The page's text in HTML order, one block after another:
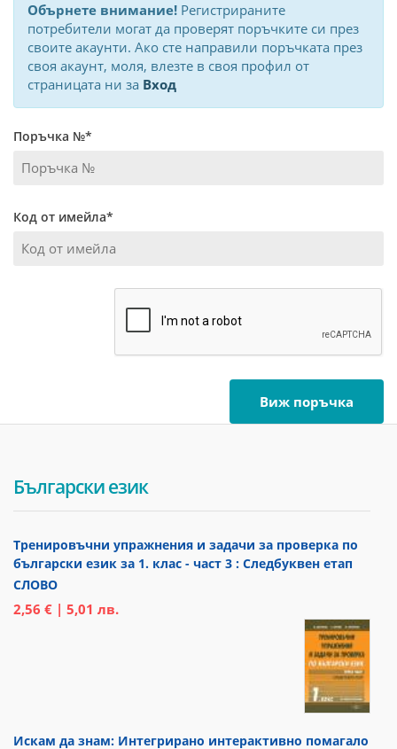
Обърнете внимание! Регистрираните
потребители могат да проверят поръчките си през
своите акаунти. Ако сте направили поръчката през
своя акаунт, моля, влезте в своя профил от
страницата ни за Вход
Поръчка №*
Код от имейла*
Български език
Тренировъчни упражнения и задачи за проверка по
български език за 1. клас - част 3 : Следбуквен етап
СЛОВО
2,56 € | 5,01 лв.
Искам да знам: Интегрирано интерактивно помагало